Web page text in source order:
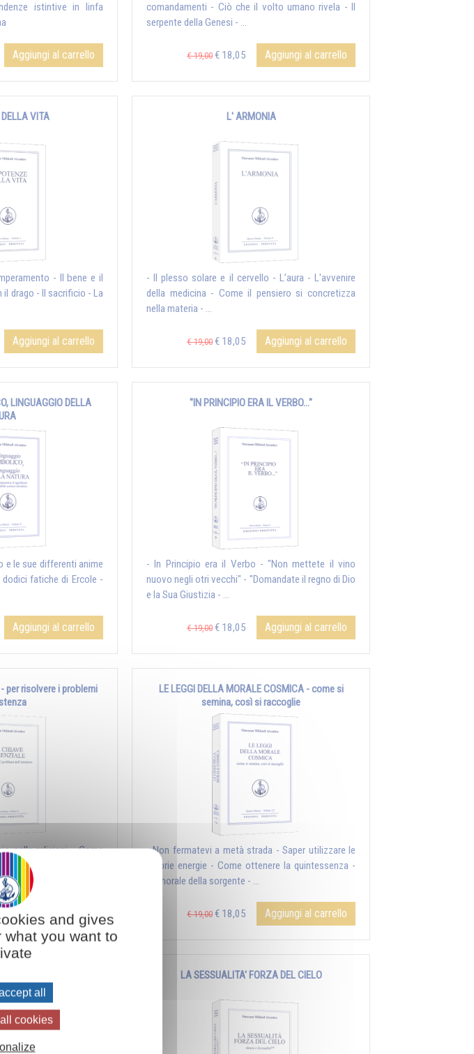
istintive in linfa
Aggiungi al carrello
comandamenti - Ciò che il volto umano rivela - Il
serpente della Genesi - ...
€ 19,00 € 18,05 Aggiungi al carrello
VITA
- Il bene e il
il drago - Il sacrificio - La
Aggiungi al carrello
L' ARMONIA
- Il plesso solare e il cervello - L’aura - L'avvenire
della medicina - Come il pensiero si concretizza
nella materia - ...
€ 19,00 € 18,05 Aggiungi al carrello
LINGUAGGIO DELLA
e le sue differenti anime
fatiche di Ercole -
Aggiungi al carrello
"IN PRINCIPIO ERA IL VERBO..."
- In Principio era il Verbo - "Non mettete il vino
nuovo negli otri vecchi" - "Domandate il regno di Dio
e la Sua Giustizia - ...
€ 19,00 € 18,05 Aggiungi al carrello
- per risolvere i problemi
nelle religioni - Come
- Date a Cesare
Aggiungi al carrello
LE LEGGI DELLA MORALE COSMICA - come si
semina, così si raccoglie
- Non fermatevi a metà strada - Saper utilizzare le
proprie energie - Come ottenere la quintessenza -
La morale della sorgente - ...
€ 19,00 € 18,05 Aggiungi al carrello
LA SESSUALITA' FORZA DEL CIELO
and gives
you want to
all
cookies